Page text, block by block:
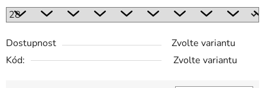
Dostupnost
Zvolte variantu
Kód:
Zvolte variantu